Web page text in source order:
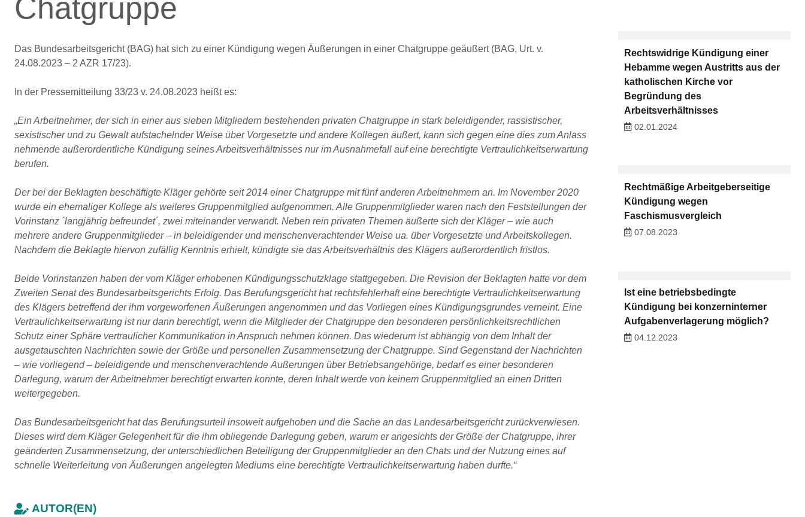
Chatgruppe
Das Bundesarbeitsgericht (BAG) hat sich zu einer Kündigung wegen Äußerungen in einer Chatgruppe geäußert (BAG, Urt. v.
24.08.2023 – 2 AZR 17/23).
In der Pressemitteilung 33/23 v. 24.08.2023 heißt es:
„Ein Arbeitnehmer, der sich in einer aus sieben Mitgliedern bestehenden privaten Chatgruppe in stark beleidigender, rassistischer,
sexistischer und zu Gewalt aufstachelnder Weise über Vorgesetzte und andere Kollegen äußert, kann sich gegen eine dies zum Anlass
nehmende außerordentliche Kündigung seines Arbeitsverhältnisses nur im Ausnahmefall auf eine berechtigte Vertraulichkeitserwartung
berufen.
Der bei der Beklagten beschäftigte Kläger gehörte seit 2014 einer Chatgruppe mit fünf anderen Arbeitnehmern an. Im November 2020
wurde ein ehemaliger Kollege als weiteres Gruppenmitglied aufgenommen. Alle Gruppenmitglieder waren nach den Feststellungen der
Vorinstanz ´langjährig befreundet´, zwei miteinander verwandt. Neben rein privaten Themen äußerte sich der Kläger – wie auch
mehrere andere Gruppenmitglieder – in beleidigender und menschenverachtender Weise ua. über Vorgesetzte und Arbeitskollegen.
Nachdem die Beklagte hiervon zufällig Kenntnis erhielt, kündigte sie das Arbeitsverhältnis des Klägers außerordentlich fristlos.
Beide Vorinstanzen haben der vom Kläger erhobenen Kündigungsschutzklage stattgegeben. Die Revision der Beklagten hatte vor dem
Zweiten Senat des Bundesarbeitsgerichts Erfolg. Das Berufungsgericht hat rechtsfehlerhaft eine berechtigte Vertraulichkeitserwartung
des Klägers betreffend der ihm vorgeworfenen Äußerungen angenommen und das Vorliegen eines Kündigungsgrundes verneint. Eine
Vertraulichkeitserwartung ist nur dann berechtigt, wenn die Mitglieder der Chatgruppe den besonderen persönlichkeitsrechtlichen
Schutz einer Sphäre vertraulicher Kommunikation in Anspruch nehmen können. Das wiederum ist abhängig von dem Inhalt der
ausgetauschten Nachrichten sowie der Größe und personellen Zusammensetzung der Chatgruppe. Sind Gegenstand der Nachrichten
– wie vorliegend – beleidigende und menschenverachtende Äußerungen über Betriebsangehörige, bedarf es einer besonderen
Darlegung, warum der Arbeitnehmer berechtigt erwarten konnte, deren Inhalt werde von keinem Gruppenmitglied an einen Dritten
weitergegeben.
Das Bundesarbeitsgericht hat das Berufungsurteil insoweit aufgehoben und die Sache an das Landesarbeitsgericht zurückverwiesen.
Dieses wird dem Kläger Gelegenheit für die ihm obliegende Darlegung geben, warum er angesichts der Größe der Chatgruppe, ihrer
geänderten Zusammensetzung, der unterschiedlichen Beteiligung der Gruppenmitglieder an den Chats und der Nutzung eines auf
schnelle Weiterleitung von Äußerungen angelegten Mediums eine berechtigte Vertraulichkeitserwartung haben durfte.“
AUTOR(EN)
Rechtswidrige Kündigung einer
Hebamme wegen Austritts aus der
katholischen Kirche vor
Begründung des
Arbeitsverhältnisses
02.01.2024
Rechtmäßige Arbeitgeberseitige
Kündigung wegen
Faschismusvergleich
07.08.2023
Ist eine betriebsbedingte
Kündigung bei konzerninterner
Aufgabenverlagerung möglich?
04.12.2023